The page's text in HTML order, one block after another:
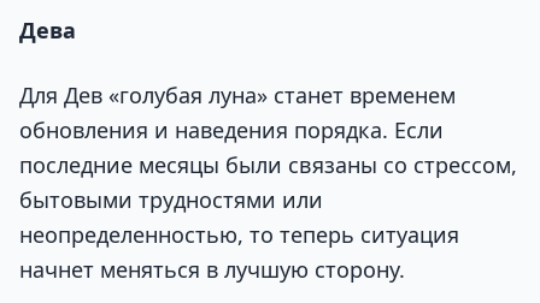
Дева
Для Дев «голубая луна» станет временем
обновления и наведения порядка. Если
последние месяцы были связаны со стрессом,
бытовыми трудностями или
неопределенностью, то теперь ситуация
начнет меняться в лучшую сторону.